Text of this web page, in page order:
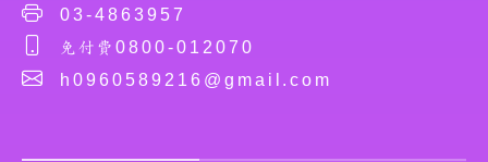
03-4863957
免付費0800-012070
h0960589216@gmail.com